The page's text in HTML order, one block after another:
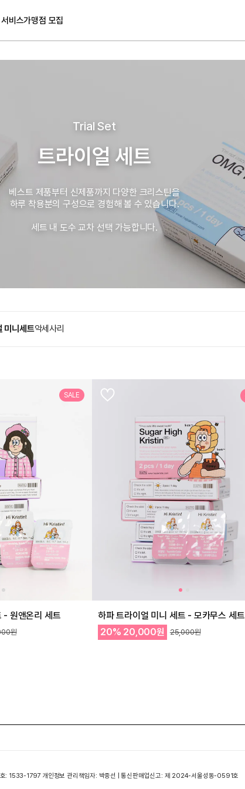
비스가맹점 모집
Trial Set
트라이얼 세트
베스트 제품부터 신제품까지 다양한 크리스틴을
하루 착용분의 구성으로 경험해 볼 수 있습니다.
세트 내 도수 교차 선택 가능합니다.
미니세트악세사리
SALE
- 원앤온리 세트
원
하파 트라이얼 미니 세트 - 모카무스 세트
20% 20,000원 25,000원
1533-1797 개인정보 관리책임자: 박중선 | 통신판매업신고: 제 2024-서울성동-0591호